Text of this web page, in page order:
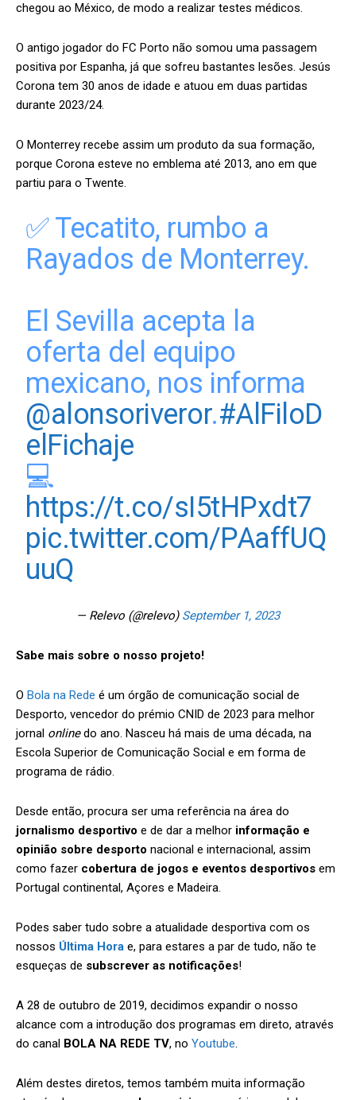
chegou ao México, de modo a realizar testes médicos.
O antigo jogador do FC Porto não somou uma passagem
positiva por Espanha, já que sofreu bastantes lesões. Jesús
Corona tem 30 anos de idade e atuou em duas partidas
durante 2023/24.
O Monterrey recebe assim um produto da sua formação,
porque Corona esteve no emblema até 2013, ano em que
partiu para o Twente.
✅ Tecatito, rumbo a
Rayados de Monterrey.
El Sevilla acepta la
oferta del equipo
mexicano, nos informa
@alonsoriveror.#AlFiloD
elFichaje
💻
https://t.co/sI5tHPxdt7
pic.twitter.com/PAaffUQ
uuQ
— Relevo (@relevo) September 1, 2023
Sabe mais sobre o nosso projeto!
O Bola na Rede é um órgão de comunicação social de
Desporto, vencedor do prémio CNID de 2023 para melhor
jornal onlinedo ano. Nasceu há mais de uma década, na
Escola Superior de Comunicação Social e em forma de
programa de rádio.
Desde então, procura ser uma referência na área do
jornalismo desportivo e de dar a melhor informação e
opinião sobre desporto nacional e internacional, assim
como fazer cobertura de jogos e eventos desportivos em
Portugal continental, Açores e Madeira.
Podes saber tudo sobre a atualidade desportiva com os
nossos Última Hora e, para estares a par de tudo, não te
esqueças de subscrever as notificações!
A 28 de outubro de 2019, decidimos expandir o nosso
alcance com a introdução dos programas em direto, através
do canal BOLA NA REDE TV, no Youtube.
Além destes diretos, temos também muita informação